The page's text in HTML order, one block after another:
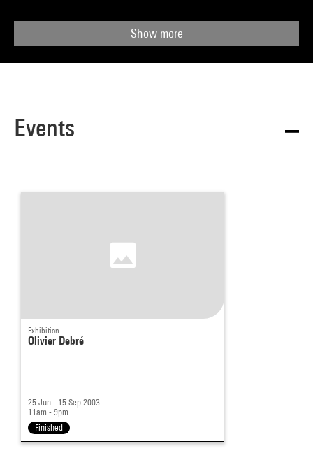
Show more
Events
Exhibition
Olivier Debré
25 Jun - 15 Sep 2003
11am - 9pm
Finished